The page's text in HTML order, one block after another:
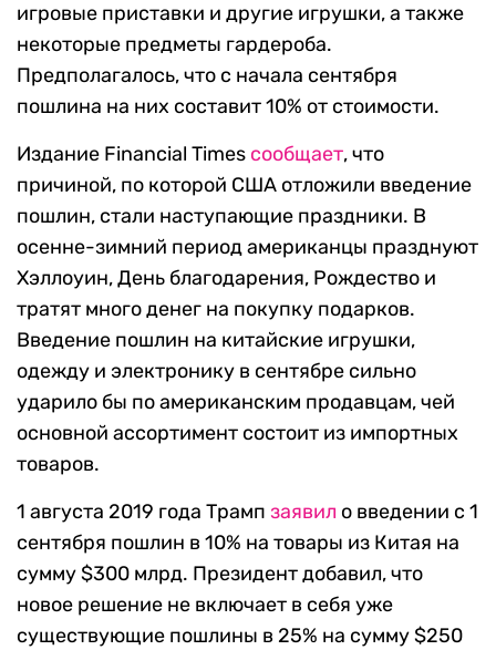
игровые приставки и другие игрушки, а также
некоторые предметы гардероба.
Предполагалось, что с начала сентября
пошлина на них составит 10% от стоимости.
Издание Financial Times сообщает, что
причиной, по которой США отложили введение
пошлин, стали наступающие праздники. В
осенне-зимний период американцы празднуют
Хэллоуин, День благодарения, Рождество и
тратят много денег на покупку подарков.
Введение пошлин на китайские игрушки,
одежду и электронику в сентябре сильно
ударило бы по американским продавцам, чей
основной ассортимент состоит из импортных
товаров.
1 августа 2019 года Трамп заявил о введении с 1
сентября пошлин в 10% на товары из Китая на
сумму $300 млрд. Президент добавил, что
новое решение не включает в себя уже
существующие пошлины в 25% на сумму $250